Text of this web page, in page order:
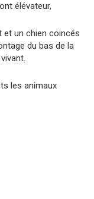
élévateur,
et un chien coincés
du bas de la
les animaux